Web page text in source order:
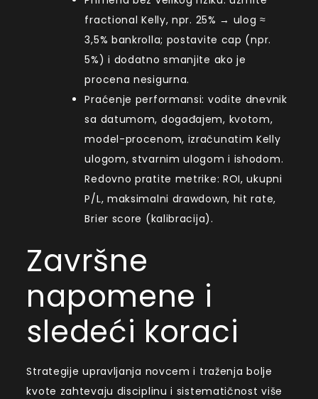
fractional Kelly, npr. 25% → ulog ≈
3,5% bankrolla; postavite cap (npr.
5%) i dodatno smanjite ako je
procena nesigurna.
Praćenje performansi: vodite dnevnik
sa datumom, događajem, kvotom,
model-procenom, izračunatim Kelly
ulogom, stvarnim ulogom i ishodom.
Redovno pratite metrike: ROI, ukupni
P/L, maksimalni drawdown, hit rate,
Brier score (kalibracija).
Završne
napomene i
sledeći koraci
Strategije upravljanja novcem i traženja bolje
kvote zahtevaju disciplinu i sistematičnost više